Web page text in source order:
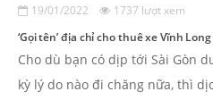
19/01/2022 1737 lượt xem
‘Gọi tên’ địa chỉ cho thuê xe Vĩnh
Cho dù bạn có dịp tới Sài Gòn
kỳ lý do nào đi chăng nữa, thì